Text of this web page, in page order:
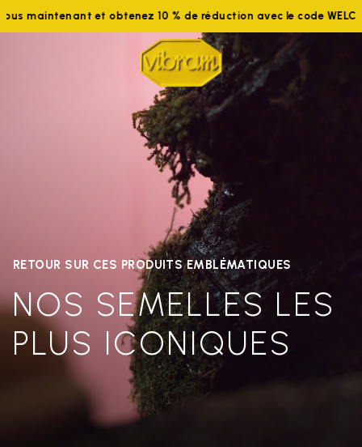
Rejoignez-nous maintenant et obtenez 10 % de réduction avec le
RETOUR SUR CES PRODUITS EMBLÉMATIQUES
NOS SEMELLES LES
PLUS ICONIQUES